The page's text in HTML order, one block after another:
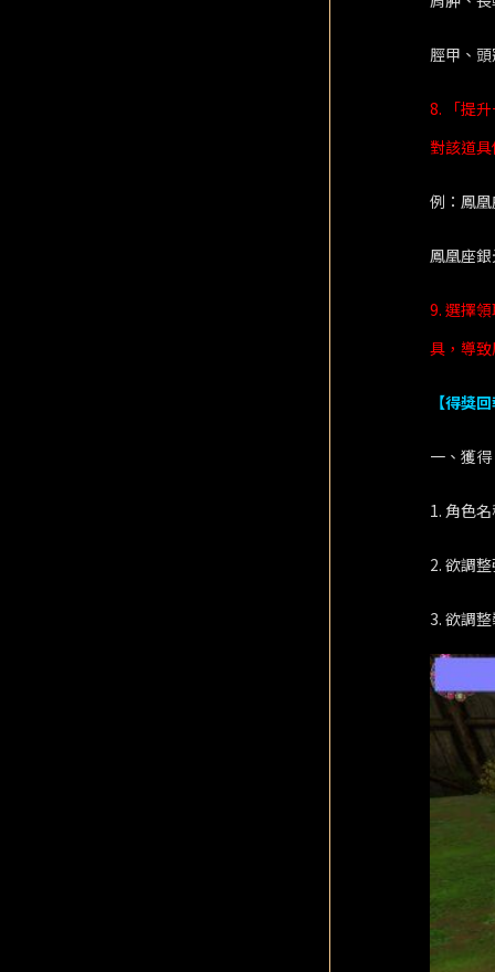
脛甲、
8. 「提
對該道
例：鳳
鳳凰座
9. 選擇
具，導
【得獎
一、獲
1. 角色
2. 欲調
3. 欲調